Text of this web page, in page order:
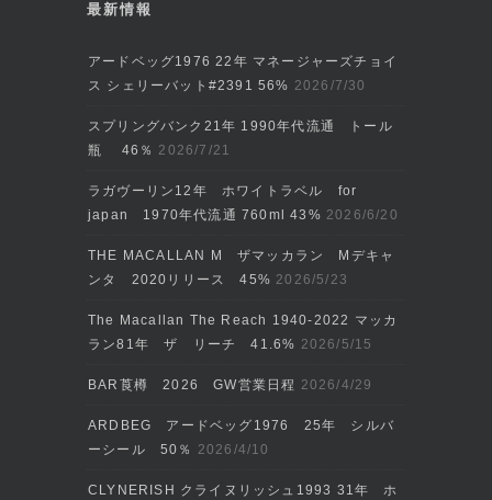
最新情報
アードベッグ1976 22年 マネージャーズチョイ
ス シェリーバット#2391 56% 2026/7/30
スプリングバンク21年 1990年代流通 トール
瓶 46％ 2026/7/21
ラガヴーリン12年 ホワイトラベル for
japan 1970年代流通 760ml 43% 2026/6/20
THE MACALLAN M ザマッカラン Mデキャ
ンタ 2020リリース 45% 2026/5/23
The Macallan The Reach 1940-2022 マッカ
ラン81年 ザ リーチ 41.6% 2026/5/15
BAR莨樽 2026 GW営業日程 2026/4/29
ARDBEG アードベッグ1976 25年 シルバ
ーシール 50％ 2026/4/10
CLYNERISH クライヌリッシュ1993 31年 ホ